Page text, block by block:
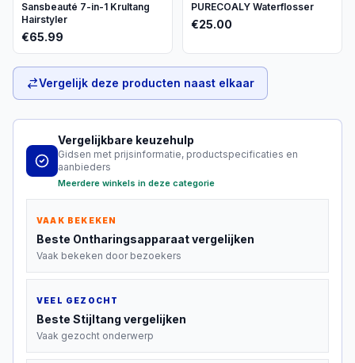
Sansbeauté 7-in-1 Krultang
Hairstyler
€65.99
PURECOALY Waterflosser
€25.00
Vergelijk deze producten naast elkaar
Vergelijkbare keuzehulp
Gidsen met prijsinformatie, productspecificaties en
aanbieders
Meerdere winkels in deze categorie
VAAK BEKEKEN
Beste Ontharingsapparaatvergelijken
Vaak bekeken door bezoekers
VEEL GEZOCHT
Beste Stijltang vergelijken
Vaak gezocht onderwerp